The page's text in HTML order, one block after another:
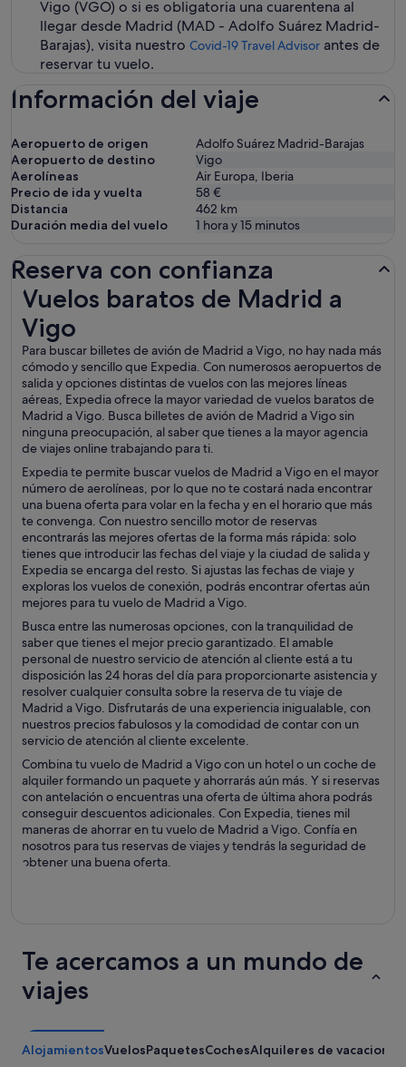
Vigo (VGO) o si es obligatoria una cuarentena al
llegar desde Madrid (MAD - Adolfo Suárez Madrid-
Barajas), visita nuestro Covid-19 Travel Advisor antes de
reservar tu vuelo.
Información del viaje
Aeropuerto de origen
Adolfo Suárez Madrid-Barajas
Aeropuerto de destino
Vigo
Aerolíneas
Air Europa, Iberia
Precio de ida y vuelta
58 €
Distancia
462 km
Duración media del vuelo
1 hora y 15 minutos
Reserva con confianza
Vuelos baratos de Madrid a
Vigo
Para buscar billetes de avión de Madrid a Vigo, no hay nada más
cómodo y sencillo que Expedia. Con numerosos aeropuertos de
salida y opciones distintas de vuelos con las mejores líneas
aéreas, Expedia ofrece la mayor variedad de vuelos baratos de
Madrid a Vigo. Busca billetes de avión de Madrid a Vigo sin
ninguna preocupación, al saber que tienes a la mayor agencia
de viajes online trabajando para ti.
Expedia te permite buscar vuelos de Madrid a Vigo en el mayor
número de aerolíneas, por lo que no te costará nada encontrar
una buena oferta para volar en la fecha y en el horario que más
te convenga. Con nuestro sencillo motor de reservas
encontrarás las mejores ofertas de la forma más rápida: solo
tienes que introducir las fechas del viaje y la ciudad de salida y
Expedia se encarga del resto. Si ajustas las fechas de viaje y
exploras los vuelos de conexión, podrás encontrar ofertas aún
mejores para tu vuelo de Madrid a Vigo.
Busca entre las numerosas opciones, con la tranquilidad de
saber que tienes el mejor precio garantizado. El amable
personal de nuestro servicio de atención al cliente está a tu
disposición las 24 horas del día para proporcionarte asistencia y
resolver cualquier consulta sobre la reserva de tu viaje de
Madrid a Vigo. Disfrutarás de una experiencia inigualable, con
nuestros precios fabulosos y la comodidad de contar con un
servicio de atención al cliente excelente.
Combina tu vuelo de Madrid a Vigo con un hotel o un coche de
alquiler formando un paquete y ahorrarás aún más. Y si reservas
con antelación o encuentras una oferta de última ahora podrás
conseguir descuentos adicionales. Con Expedia, tienes mil
maneras de ahorrar en tu vuelo de Madrid a Vigo. Confía en
nosotros para tus reservas de viajes y tendrás la seguridad de
obtener una buena oferta.
Vuelos baratos de Madrid a Vigo
Te acercamos a un mundo de
viajes
AlojamientosVuelosPaquetesCochesAlquileres de vacaciones